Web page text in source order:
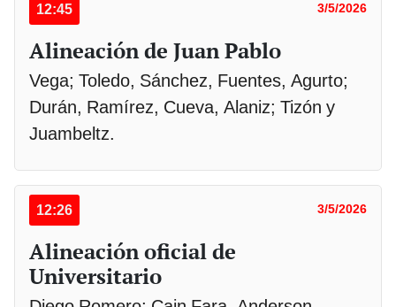
12:45 3/5/2026
Alineación de Juan Pablo
Vega; Toledo, Sánchez, Fuentes, Agurto;
Durán, Ramírez, Cueva, Alaniz; Tizón y
Juambeltz.
12:26 3/5/2026
Alineación oficial de
Universitario